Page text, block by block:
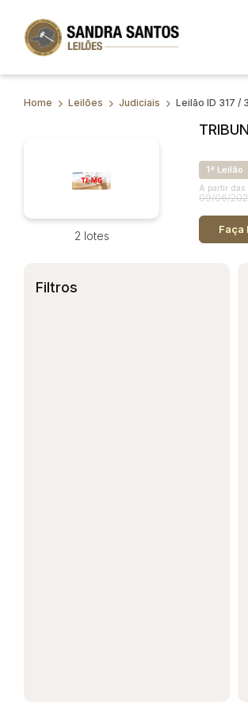
Busca por palavra-chave
Home Leilões Judiciais Leilão ID 317 /
2 lotes
1ª Leilão
A partir das
09/06/
Faça
Filtros